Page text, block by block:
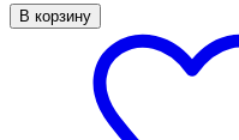
В корзину